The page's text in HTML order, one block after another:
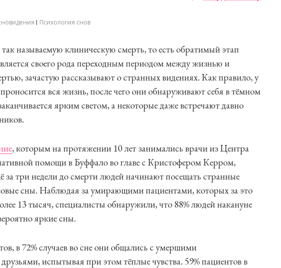
Психология снов
называемую клиническую смерть, то есть обратимый этап
своего рода переходным периодом между жизнью и
зачастую рассказывают о странных видениях. Как правило, у
вся жизнь, после чего они обнаруживают себя в тёмном
ярким светом, а некоторые даже встречают давно
, которым на протяжении 10 лет занимались врачи из Центра
помощи в Буффало во главе с Кристофером Керром,
за три недели до смерти людей начинают посещать странные
сны. Наблюдая за умирающими пациентами, которых за это
13 тысяч, специалисты обнаружили, что 88% людей накануне
яркие сны.
в 72% случаев во сне они общались с умершими
испытывая при этом тёплые чувства. 59% пациентов в